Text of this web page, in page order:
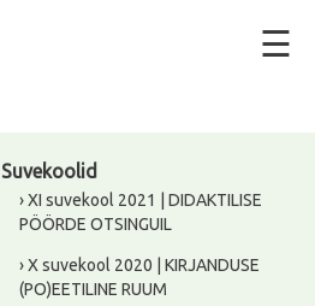
☰
Suvekoolid
› XI suvekool 2021 | DIDAKTILISE
PÖÖRDE OTSINGUIL
› X suvekool 2020 | KIRJANDUSE
(PO)EETILINE RUUM